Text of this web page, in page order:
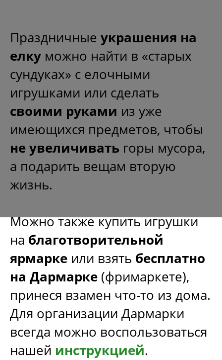
3
Украшай с пользой
Праздничные украшения на
елку можно найти в «старых
сундуках» с елочными
игрушками или сделать
своими руками из уже
имеющихся предметов, чтобы
не увеличивать горы мусора,
а подарить вещам вторую
жизнь.
Можно также купить игрушки
на благотворительной
ярмарке или взять бесплатно
на Дармарке (фримаркете),
принеся взамен что-то из дома.
Для организации Дармарки
всегда можно воспользоваться
нашей инструкцией.